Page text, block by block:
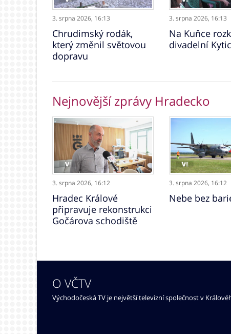
3. srpna 2026, 16:13
Chrudimský rodák,
který změnil světovou
dopravu
3. srpna 2026, 16:13
Na Kuňce
divadelní
Nejnovější zprávy Hradecko
3. srpna 2026, 16:12
Hradec Králové
připravuje rekonstrukci
Gočárova schodiště
3. srpna 2026, 16:12
Nebe bez
O VČTV
Východočeská TV je největší televizní společnost v